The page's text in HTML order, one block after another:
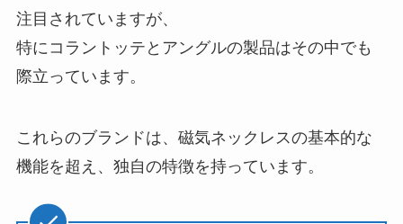
注目されていますが、
特にコラントッテとアングルの製品はその中でも
際立っています。
これらのブランドは、磁気ネックレスの基本的な
機能を超え、独自の特徴を持っています。